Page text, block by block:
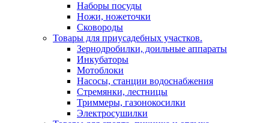
Наборы посуды
Ножи, ножеточки
Сковороды
Товары для приусадебных участков.
Зернодробилки, доильные аппараты
Инкубаторы
Мотоблоки
Насосы, станции водоснабжения
Стремянки, лестницы
Триммеры, газонокосилки
Электросушилки